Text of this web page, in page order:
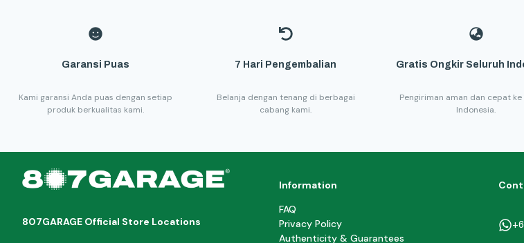
Garansi Puas
Kami garansi Anda puas dengan setiap
produk berkualitas kami.
7 Hari Pengembalian
Belanja dengan tenang di berbagai
cabang kami.
Gratis Ongkir Seluruh
Pengiriman aman dan cepat ke
Indonesia.
807GARAGE Official Store Locations
Information
FAQ
Privacy Policy
Authenticity & Guarantees